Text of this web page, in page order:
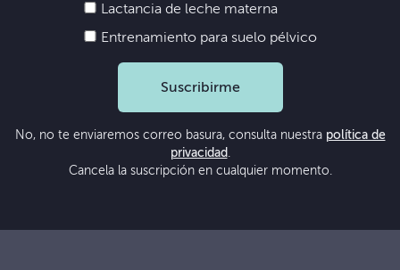
Lactancia de leche materna
Entrenamiento para suelo pélvico
Suscribirme
No, no te enviaremos correo basura, consulta nuestra política de
privacidad .
Cancela la suscripción en cualquier momento.